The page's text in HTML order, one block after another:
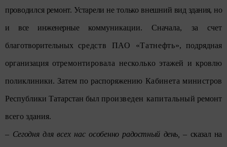
проводился ремонт. Устарели не только внешний вид здания, но
и все инженерные коммуникации. Сначала, за счет
благотворительных средств ПАО «Татнефть», подрядная
организация отремонтировала несколько этажей и кровлю
поликлиники. Затем по распоряжению Кабинета министров
Республики Татарстан был произведен капитальный ремонт
всего здания.
– Сегодня для всех нас особенно радостный день, – сказал на